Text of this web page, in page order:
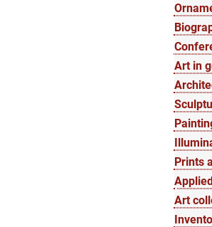
Art in
Prints
Art